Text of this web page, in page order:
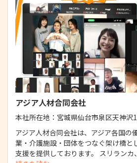
アジア人材合同会社
本社所在地： 宮城県仙台市泉区天神沢
アジア人材合同会社は、アジア各国の
業・介護施設・団体をつなぐ架け橋と
支援を提供しております。 スリラン